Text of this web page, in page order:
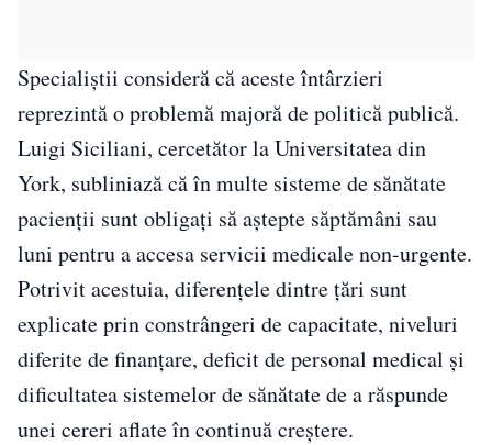
Specialiștii consideră că aceste întârzieri
reprezintă o problemă majoră de politică publică.
Luigi Siciliani, cercetător la Universitatea din
York, subliniază că în multe sisteme de sănătate
pacienții sunt obligați să aștepte săptămâni sau
luni pentru a accesa servicii medicale non-urgente.
Potrivit acestuia, diferențele dintre țări sunt
explicate prin constrângeri de capacitate, niveluri
diferite de finanțare, deficit de personal medical și
dificultatea sistemelor de sănătate de a răspunde
unei cereri aflate în continuă creștere.